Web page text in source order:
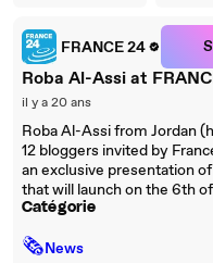
FRANCE 24
Roba Al-Assi at
il y a 20 ans
Roba Al-Assi from Jordan
12 bloggers invited by
an exclusive presentation
that will launch on the 6th
Catégorie
🗞News